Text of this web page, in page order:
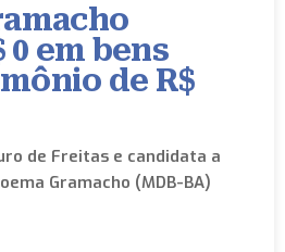
0 em bens
de R$
de Freitas e candidata a
Gramacho (MDB-BA)